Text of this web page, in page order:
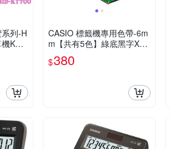
列-H
KT7
CASIO 標籤機專用色帶-6m
m【共有5色】綠底黑字XR-
6GN1
$380